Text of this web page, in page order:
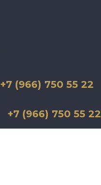
+7 (966) 750 55 22
+7 (966) 750 55 22